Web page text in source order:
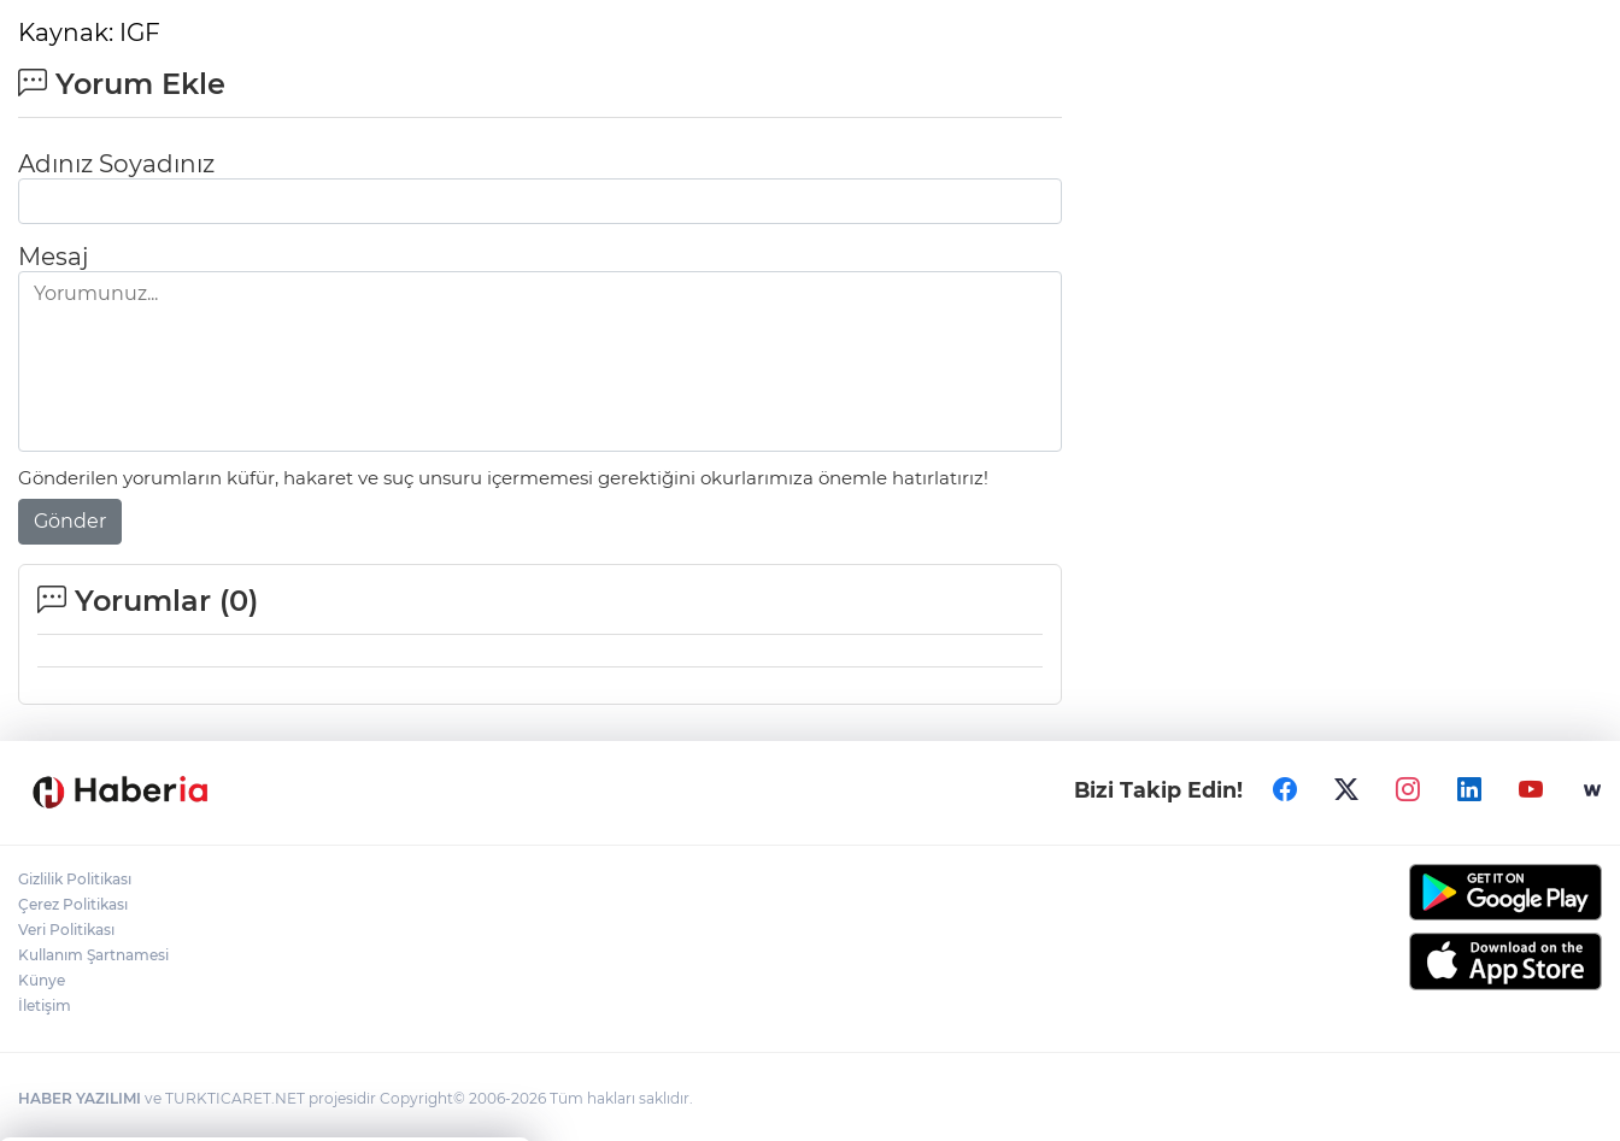
Kaynak: IGF
Yorum Ekle
Adınız Soyadınız
Mesaj
Gönderilen yorumların küfür, hakaret ve suç unsuru içermemesi gerektiğini okurlarımıza önemle hatırlatırız!
Gönder
Yorumlar (0)
Bizi Takip Edin!
Gizlilik Politikası
Çerez Politikası
Veri Politikası
Kullanım Şartnamesi
Künye
İletişim
HABER YAZILIMI ve TURKTICARET.NET projesidir Copyright© 2006-2026 Tüm hakları saklıdır.